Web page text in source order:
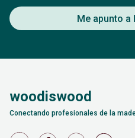
Me apunto a
woodiswood
Conectando profesionales de la